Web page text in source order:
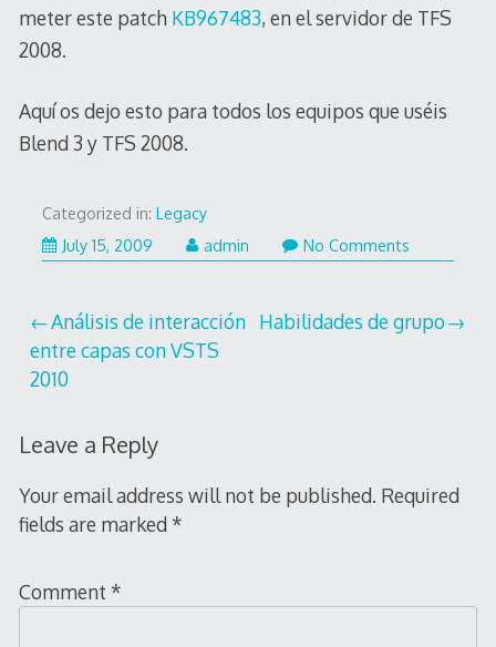
meter este patch KB967483, en el servidor de TFS
2008.
Aquí os dejo esto para todos los equipos que uséis
Blend 3 y TFS 2008.
Categorized in: Legacy
July 15, 2009
admin No Comments
Post
navigation
Análisis de interacción
entre capas con VSTS
2010
Habilidades de grupo
Leave a Reply
Your email address will not be published. Required
fields are marked *
Comment *